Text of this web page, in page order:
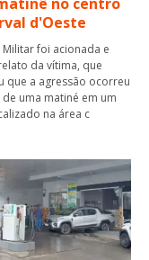
d'Oeste
Militar foi acionada e
da vítima, que
que a agressão ocorreu
de uma matiné em um
na área c